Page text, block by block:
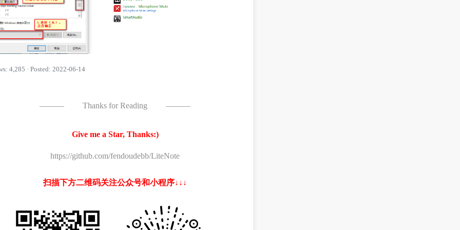
4,285 · Posted: 2022-06-14
——— Thanks for Reading ———
Give me a Star, Thanks:)
https://github.com/fendoudebb/LiteNote
扫描下方二维码关注公众号和小程序↓↓↓